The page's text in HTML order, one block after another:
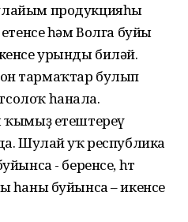
продукцияһы
һәм Волга буйы
урынды биләй.
тармаҡтар булып
һанала.
ҡымыҙ етештереү
Шулай уҡ республика
- беренсе, һөт
һаны буйынса – икенсе